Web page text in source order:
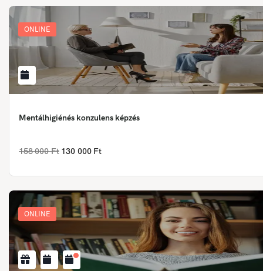
ONLINE
Mentálhigiénés konzulens képzés
158 000 Ft 130 000 Ft
ONLINE